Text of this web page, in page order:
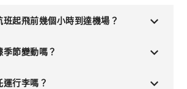
起飛前幾個小時到達機場？
節變動嗎？
行李嗎？